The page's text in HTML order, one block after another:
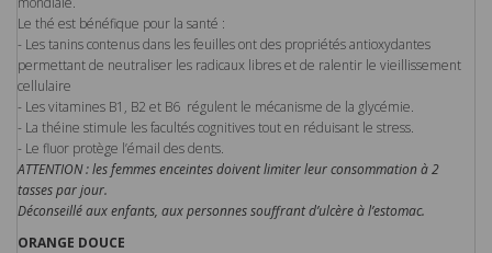
Le thé est bénéfique pour la santé :
- Les tanins contenus dans les feuilles ont des propriétés antioxydantes
permettant de neutraliser les radicaux libres et de ralentir le vieillissement
cellulaire
- Les vitamines B1, B2 et B6 régulent le mécanisme de la glycémie.
- La théine stimule les facultés cognitives tout en réduisant le stress.
- Le fluor protège l’émail des dents.
ATTENTION : les femmes enceintes doivent limiter leur consommation à 2
tasses par jour.
Déconseillé aux enfants, aux personnes souffrant d’ulcère à l’estomac.
ORANGE DOUCE